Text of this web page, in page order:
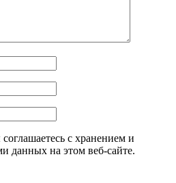
с хранением и
данных на этом веб-сайте.